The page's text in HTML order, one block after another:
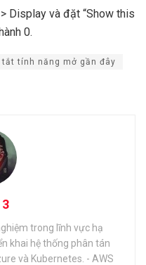
Display và đặt “Show this
0.
tắt tính năng mở gần đây
trong lĩnh vực hạ
khai hệ thống phân tán
và Kubernetes. - AWS